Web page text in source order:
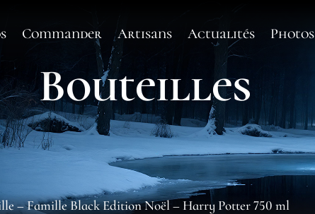
Commander Artisans Actualités Photos
Bouteilles
– Famille Black Edition Noël – Harry Potter 750 ml